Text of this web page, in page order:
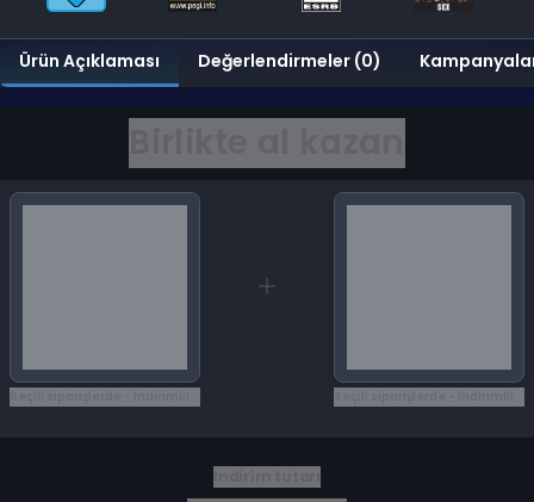
Ürün Açıklaması Değerlendirmeler (0)